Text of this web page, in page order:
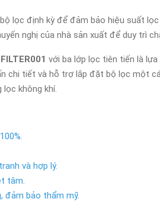
lọc định kỳ để đảm bảo hiệu suất
nghị của nhà sản xuất để duy trì
với ba lớp lọc tiên tiến là
chi tiết và hỗ trợ lắp đặt bộ lọc một
không khí.
và hợp lý.
tâm.
đảm bảo thẩm mỹ.